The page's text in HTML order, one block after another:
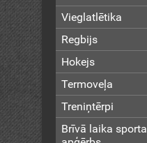
Vieglatlētika
Regbijs
Hokejs
Termoveļa
Treniņtērpi
Brīvā laika sporta